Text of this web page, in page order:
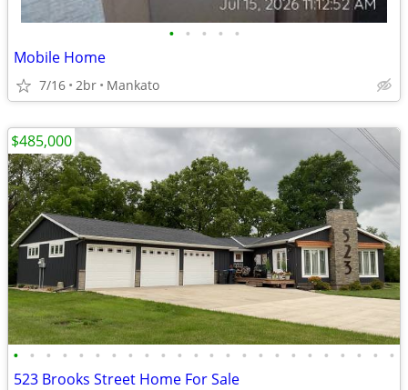
• • • • •
Mobile Home
7/16 2br Mankato
• • • • • • • • • • • • • • • • • • • • • • • •
523 Brooks Street Home For Sale
$485,000